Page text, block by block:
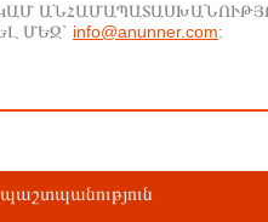
ՄԵԶ` info@anunner.com: